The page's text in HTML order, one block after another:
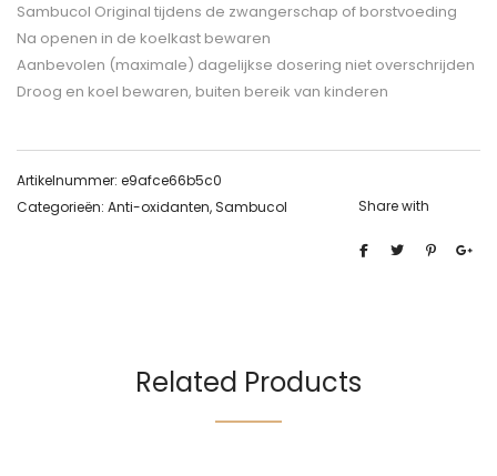
Sambucol Original tijdens de zwangerschap of borstvoeding
Na openen in de koelkast bewaren
Aanbevolen (maximale) dagelijkse dosering niet overschrijden
Droog en koel bewaren, buiten bereik van kinderen
Artikelnummer: e9afce66b5c0
Categorieën: Anti-oxidanten, Sambucol Share with
Related Products